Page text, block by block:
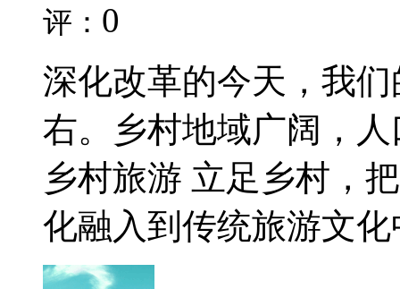
评： 0
深化改革的今天，我
右。乡村地域广阔，
乡村旅游 立足乡村，
化融入到传统旅游文化